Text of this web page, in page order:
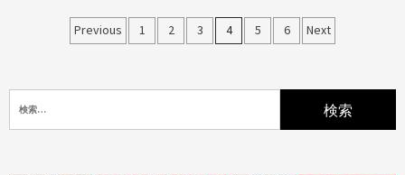
稿
ナ
シ
Previous 1 2 3 4 5 6 Next
索: